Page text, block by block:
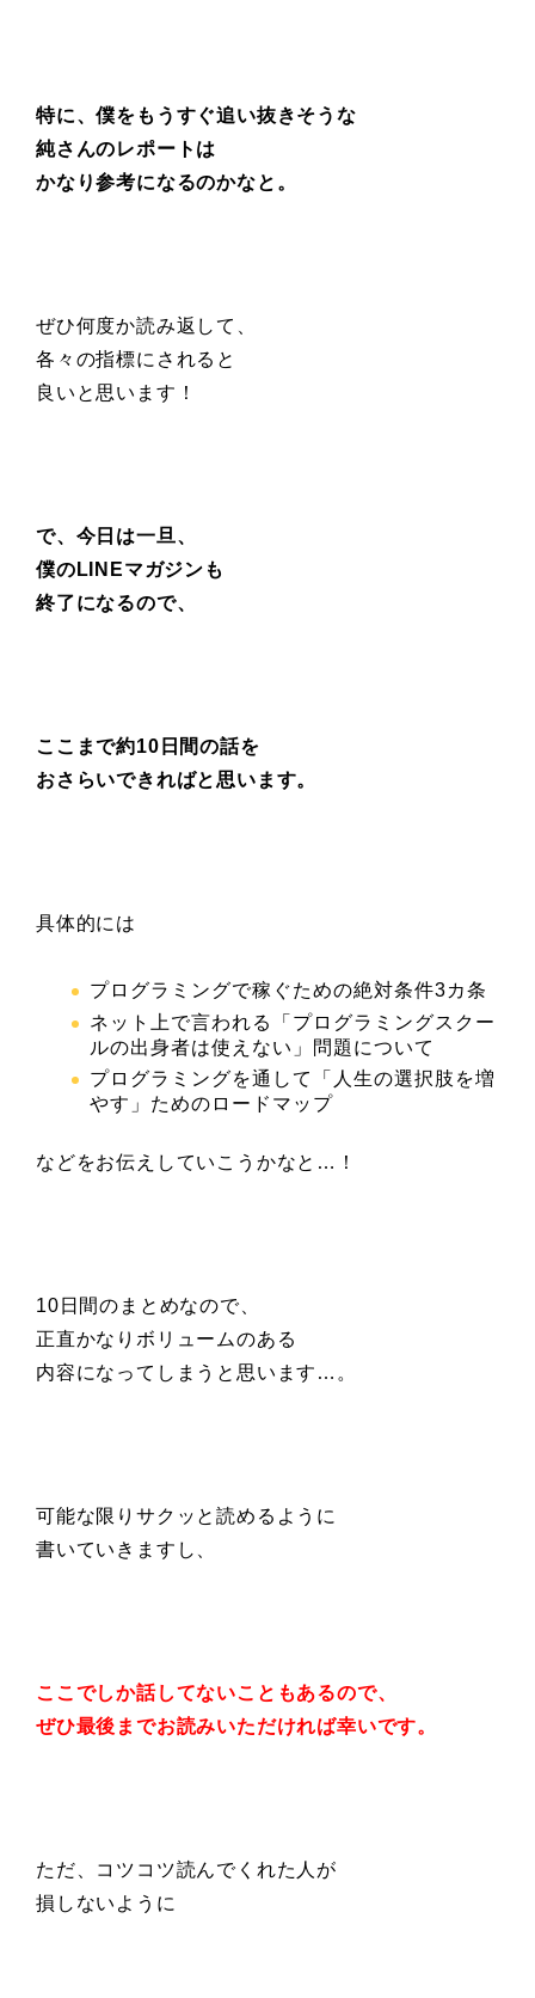
特に、僕をもうすぐ追い抜きそうな
純さんのレポートは
かなり参考になるのかなと。
ぜひ何度か読み返して、
各々の指標にされると
良いと思います！
で、今日は一旦、
僕のLINEマガジンも
終了になるので、
ここまで約10日間の話を
おさらいできればと思います。
具体的には
プログラミングで稼ぐための絶対条件3カ条
ネット上で言われる「プログラミングスクー
ルの出身者は使えない」問題について
プログラミングを通して「人生の選択肢を増
やす」ためのロードマップ
などをお伝えしていこうかなと…！
10日間のまとめなので、
正直かなりボリュームのある
内容になってしまうと思います…。
可能な限りサクッと読めるように
書いていきますし、
ここでしか話してないこともあるので、
ぜひ最後までお読みいただければ幸いです。
ただ、コツコツ読んでくれた人が
損しないように